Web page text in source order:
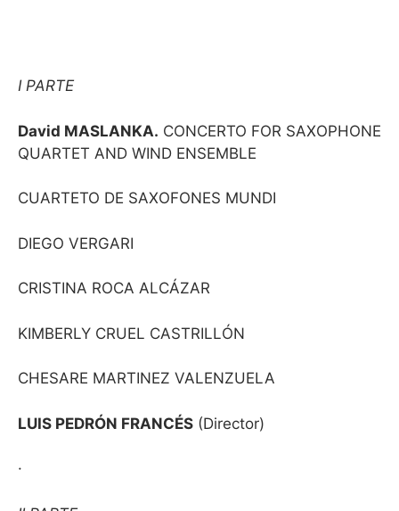
I PARTE
David MASLANKA. CONCERTO FOR SAXOPHONE
QUARTET AND WIND ENSEMBLE
CUARTETO DE SAXOFONES MUNDI
DIEGO VERGARI
CRISTINA ROCA ALCÁZAR
KIMBERLY CRUEL CASTRILLÓN
CHESARE MARTINEZ VALENZUELA
LUIS PEDRÓN FRANCÉS (Director)
·